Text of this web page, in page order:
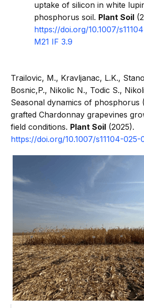
uptake of silicon in white
phosphorus soil. Plant Soil
https://doi.org/10.1007/
M21 IF 3.9
Trailovic, M., Kravljanac, L.K.,
Bosnic,P., Nikolic N., Todic S.,
Seasonal dynamics of phosphorus
grafted Chardonnay grapevines
field conditions. Plant Soil (2025).
https://doi.org/10.1007/s11104-025-